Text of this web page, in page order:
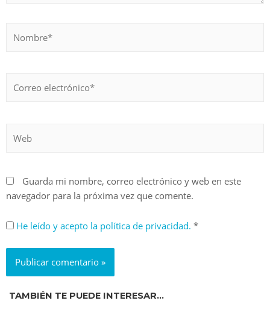
Guarda mi nombre, correo electrónico y web en este
navegador para la próxima vez que comente.
He leído y acepto la política de privacidad. *
TAMBIÉN TE PUEDE INTERESAR...